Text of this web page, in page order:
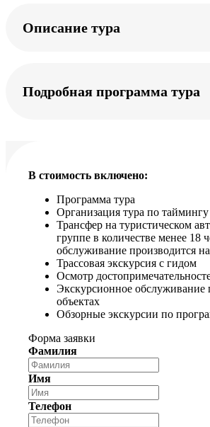
Описание тура
Подробная программа тура
В стоимость включено:
Программа тура
Организация тура по таймингу
Трансфер на туристическом
группе в количестве менее 18
обслуживание производится
Трассовая экскурсия с гидом
Осмотр
Экскурсионное обслуживание
объектах
Обзорные экскурсии по
Форма заявки
Фамилия
Имя
Телефон